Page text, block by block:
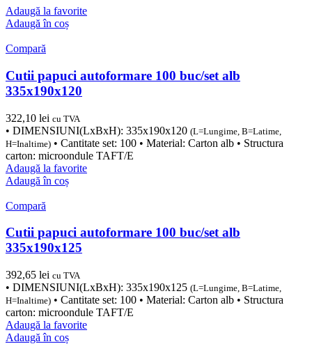
Adaugă la favorite
Adaugă în coș
Compară
Cutii papuci autoformare 100 buc/set alb
335x190x120
322,10 lei cu TVA
• DIMENSIUNI(LxBxH): 335x190x120 (L=Lungime, B=Latime,
H=Inaltime) • Cantitate set: 100 • Material: Carton alb • Structura
carton: microondule TAFT/E
Adaugă la favorite
Adaugă în coș
Compară
Cutii papuci autoformare 100 buc/set alb
335x190x125
392,65 lei cu TVA
• DIMENSIUNI(LxBxH): 335x190x125 (L=Lungime, B=Latime,
H=Inaltime) • Cantitate set: 100 • Material: Carton alb • Structura
carton: microondule TAFT/E
Adaugă la favorite
Adaugă în coș